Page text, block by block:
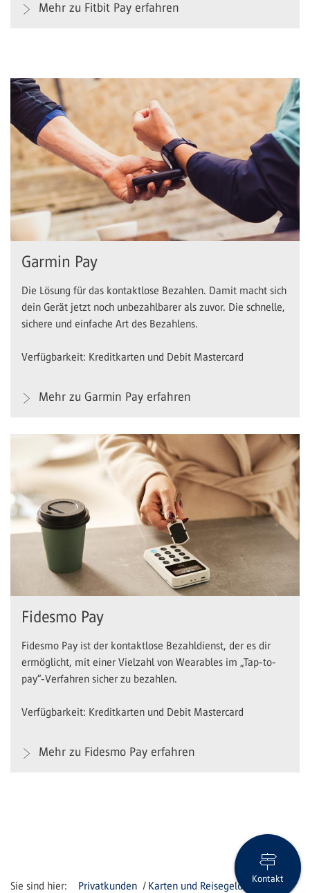
Mehr zu Fitbit Pay erfahren
Garmin Pay
Die Lösung für das kontaktlose Bezahlen. Damit macht sich
dein Gerät jetzt noch unbezahlbarer als zuvor. Die schnelle,
sichere und einfache Art des Bezahlens.
Verfügbarkeit: Kreditkarten und Debit Mastercard
Mehr zu Garmin Pay erfahren
Fidesmo Pay
Fidesmo Pay ist der kontaktlose Bezahldienst, der es dir
ermöglicht, mit einer Vielzahl von Wearables im „Tap-to-
pay“-Verfahren sicher zu bezahlen.
Verfügbarkeit: Kreditkarten und Debit Mastercard
Mehr zu Fidesmo Pay erfahren
Privatkunden
Karten und Reisegeld
Kontakt